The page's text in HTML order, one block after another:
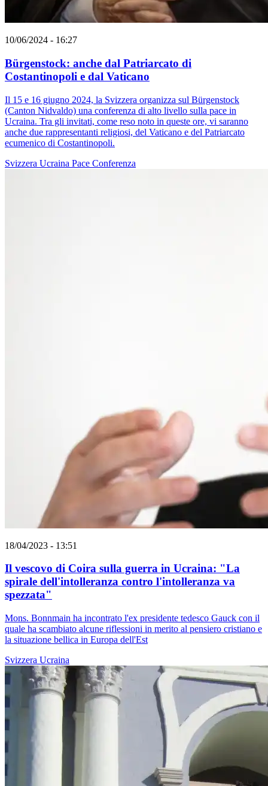
10/06/2024 - 16:27
Bürgenstock: anche dal Patriarcato di
Costantinopoli e dal Vaticano
Il 15 e 16 giugno 2024, la Svizzera organizza sul Bürgenstock
(Canton Nidvaldo) una conferenza di alto livello sulla pace in
Ucraina. Tra gli invitati, come reso noto in queste ore, vi saranno
anche due rappresentanti religiosi, del Vaticano e del Patriarcato
ecumenico di Costantinopoli.
Svizzera Ucraina Pace Conferenza
18/04/2023 - 13:51
Il vescovo di Coira sulla guerra in Ucraina: "La
spirale dell'intolleranza contro l'intolleranza va
spezzata"
Mons. Bonnmain ha incontrato l'ex presidente tedesco Gauck con il
quale ha scambiato alcune riflessioni in merito al pensiero cristiano e
la situazione bellica in Europa dell'Est
Svizzera Ucraina